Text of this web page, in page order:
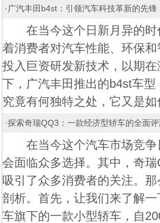
· 广汽丰田b4st：引领汽车科技革新的先锋
在当今这个日新月异的时
着消费者对汽车性能、环保
投入巨资研发新技术，以期
下，广汽丰田推出的b4st车
究竟有何独特之处，它又是
·探索奇瑞QQ3：一款经济型轿车的全面评
在当今这个汽车市场竞争
会面临众多选择。其中，奇
吸引了众多消费者的关注。
剖析。首先，让我们来了解
车旗下的一款小型轿车，自